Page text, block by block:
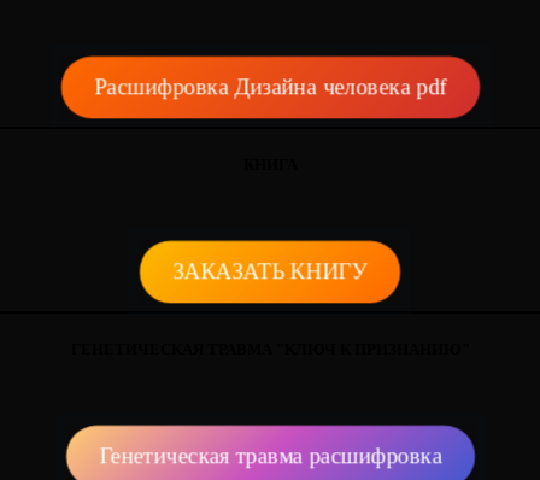
Расшифровка Дизайна человека pdf
ЗАКАЗАТЬ КНИГУ
Генетическая травма расшифровка